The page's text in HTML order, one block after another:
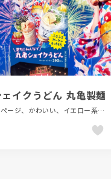
イクうどん 丸亀製麺
LP・特集ページ、かわいい、イエロー系、イラスト、ブルー系、ポップ、大きめ写真、飲料・食品